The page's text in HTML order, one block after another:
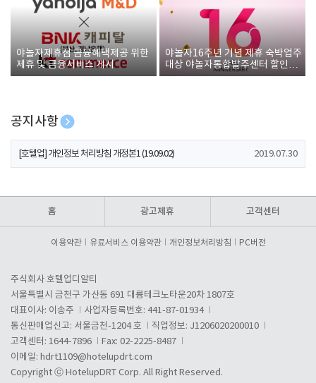
야놀자제휴점 금융혜택제공 위한
제휴 및 금융서비스 게시
야놀자16주년 기념 제휴 숙박업주
대상 야놀자통합발주센터 할인쿠
폰 증정
공지사항
[호텔업] 개인정보 처리방침 개정본2 (19.09.02)
[호텔업] 개인정보 처리방침 개정본1 (19.09.02) 2019.07.30
홈 광고제휴 고객센터
이용약관 유료서비스 이용약관 개인정보처리방침 PC버전
주식회사 호텔업디알티
서울특별시 금천구 가산동 691 대륭테크노타운20차 1807호
대표이사: 이송주
사업자등록번호: 441-87-01934
통신판매업신고: 서울금천-1204 호
직업정보: J1206020200010
고객센터: 1644-7896
Fax: 02-2225-8487
이메일: hdrt1109@hotelupdrt.com
Copyright ⓒ HotelupDRT Corp. All Right Reserved.